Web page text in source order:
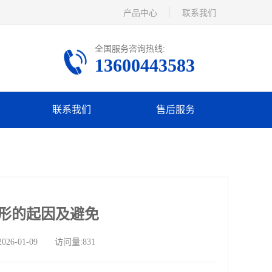
联系我们
产品中心
全国服务咨询热线:
13600443583
联系我们 售后服务
的起因及避免
01-09 访问量:831